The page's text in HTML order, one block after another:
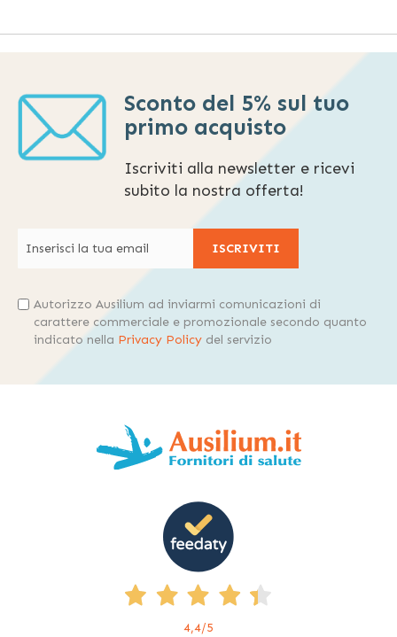
Sconto del 5% sul tuo
primo acquisto
Iscriviti alla newsletter e ricevi
subito la nostra offerta!
ISCRIVITI
Autorizzo Ausilium ad inviarmi comunicazioni di
carattere commerciale e promozionale secondo quanto
indicato nella Privacy Policy del servizio
4,4/5